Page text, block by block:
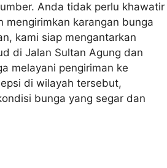
Anda tidak perlu khawatir
mengirimkan karangan bunga
kami siap mengantarkan
di Jalan Sultan Agung dan
melayani pengiriman ke
di wilayah tersebut,
bunga yang segar dan